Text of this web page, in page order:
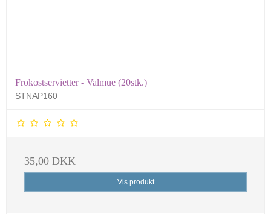
Frokostservietter - Valmue (20stk.)
STNAP160
35,00 DKK
Vis produkt